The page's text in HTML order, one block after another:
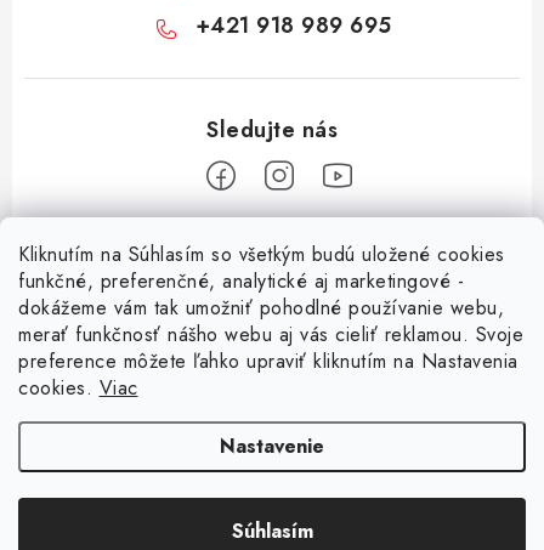
Kliknutím na Súhlasím so všetkým budú uložené cookies
funkčné, preferenčné, analytické aj marketingové -
dokážeme vám tak umožniť pohodlné používanie webu,
merať funkčnosť nášho webu aj vás cieliť reklamou. Svoje
preference môžete ľahko upraviť kliknutím na Nastavenia
cookies. Viac
Nastavenie
Súhlasím
+421 918 989 695
Informácie pre vás
O nás
Obchodné podmienky
Facebook
. Všetky práva vyhradené.